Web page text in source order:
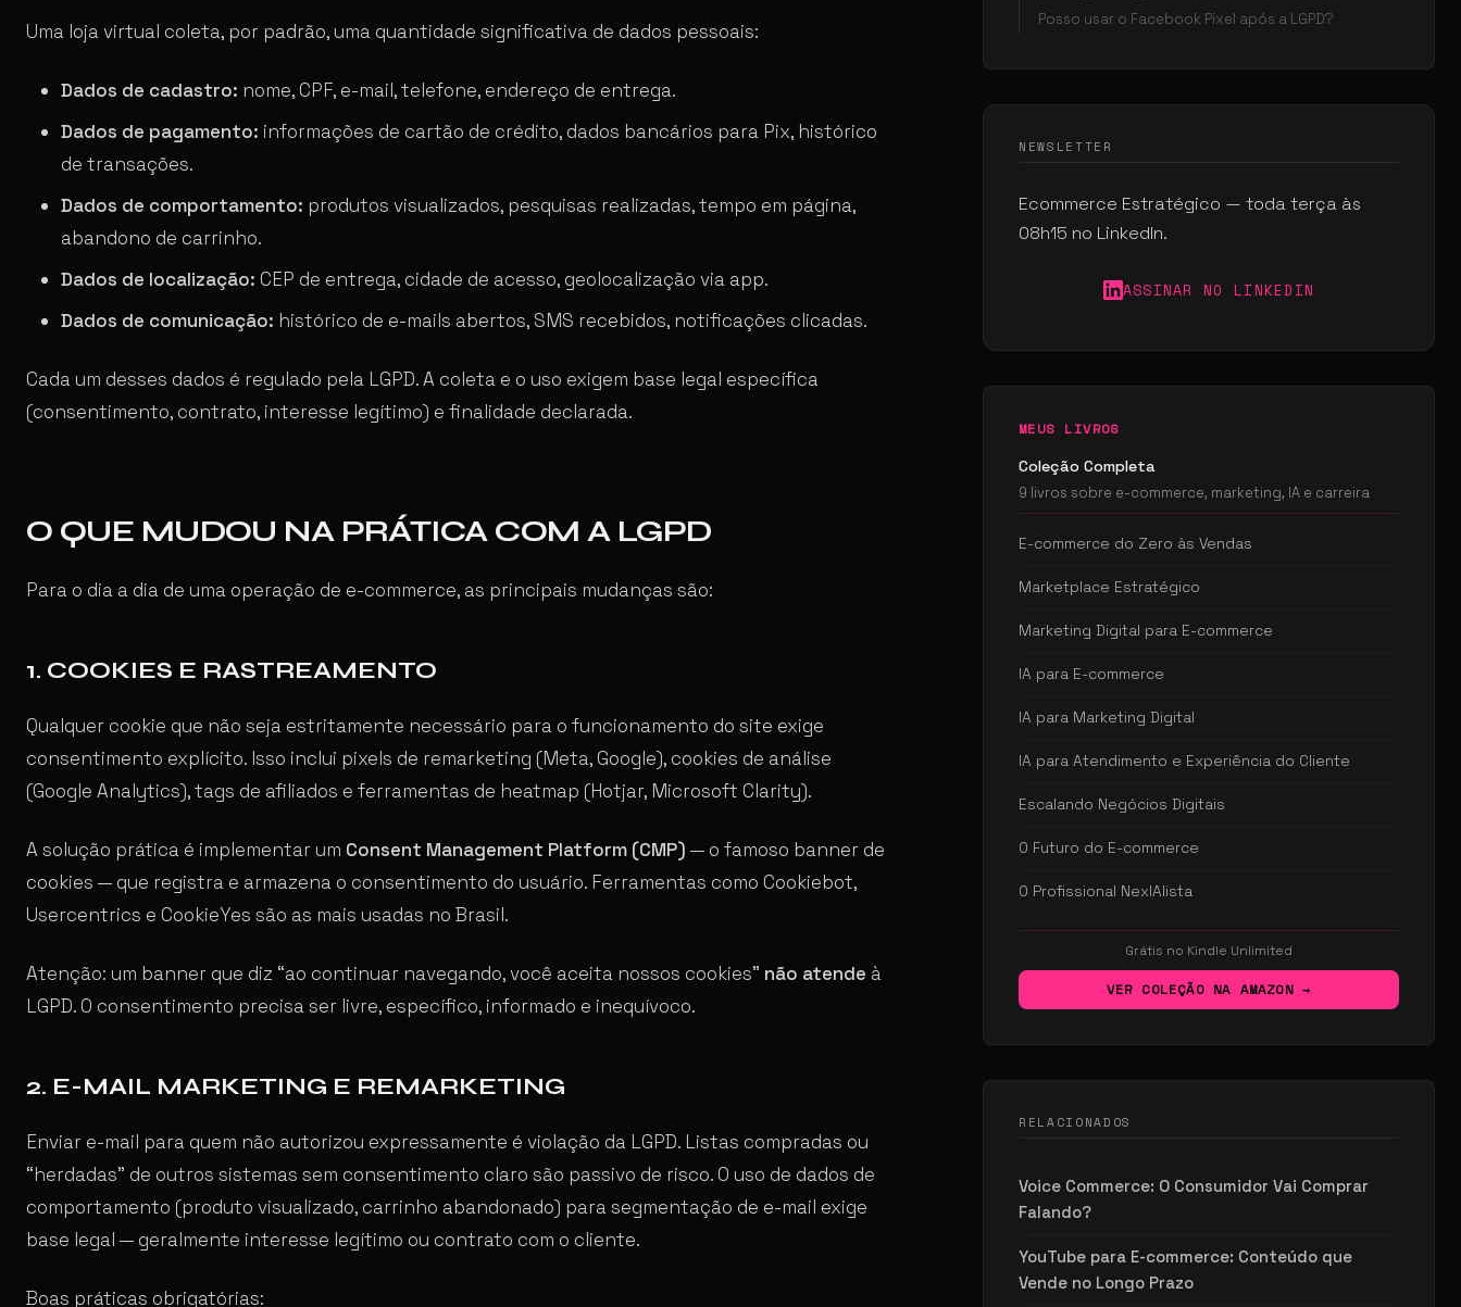
Uma loja virtual coleta, por padrão, uma quantidade significativa de dados pessoais:
Dados de cadastro: nome, CPF, e-mail, telefone, endereço de entrega.
Dados de pagamento: informações de cartão de crédito, dados bancários para Pix, histórico
de transações.
Dados de comportamento: produtos visualizados, pesquisas realizadas, tempo em página,
abandono de carrinho.
Dados de localização: CEP de entrega, cidade de acesso, geolocalização via app.
Dados de comunicação: histórico de e-mails abertos, SMS recebidos, notificações clicadas.
Cada um desses dados é regulado pela LGPD. A coleta e o uso exigem base legal específica
(consentimento, contrato, interesse legítimo) e finalidade declarada.
O QUE MUDOU NA PRÁTICA COM A LGPD
Para o dia a dia de uma operação de e-commerce, as principais mudanças são:
1. COOKIES E RASTREAMENTO
Qualquer cookie que não seja estritamente necessário para o funcionamento do site exige
consentimento explícito. Isso inclui pixels de remarketing (Meta, Google), cookies de análise
(Google Analytics), tags de afiliados e ferramentas de heatmap (Hotjar, Microsoft Clarity).
A solução prática é implementar um Consent Management Platform (CMP) — o famoso banner de
cookies — que registra e armazena o consentimento do usuário. Ferramentas como Cookiebot,
Usercentrics e CookieYes são as mais usadas no Brasil.
Atenção: um banner que diz “ao continuar navegando, você aceita nossos cookies” não atende à
LGPD. O consentimento precisa ser livre, específico, informado e inequívoco.
2. E-MAIL MARKETING E REMARKETING
Enviar e-mail para quem não autorizou expressamente é violação da LGPD. Listas compradas ou
“herdadas” de outros sistemas sem consentimento claro são passivo de risco. O uso de dados de
comportamento (produto visualizado, carrinho abandonado) para segmentação de e-mail exige
base legal — geralmente interesse legítimo ou contrato com o cliente.
Boas práticas obrigatórias:
Posso usar o Facebook Pixel após a LGPD?
NEWSLETTER
Ecommerce Estratégico — toda terça às
08h15 no LinkedIn.
ASSINAR NO LINKEDIN
MEUS LIVROS
Coleção Completa
9 livros sobre e-commerce, marketing, IA e carreira
E-commerce do Zero às Vendas
Marketplace Estratégico
Marketing Digital para E-commerce
IA para E-commerce
IA para Marketing Digital
IA para Atendimento e Experiência do Cliente
Escalando Negócios Digitais
O Futuro do E-commerce
O Profissional NexIAlista
Grátis no Kindle Unlimited
VER COLEÇÃO NA AMAZON →
RELACIONADOS
Voice Commerce: O Consumidor Vai Comprar
Falando?
YouTube para E-commerce: Conteúdo que
Vende no Longo Prazo